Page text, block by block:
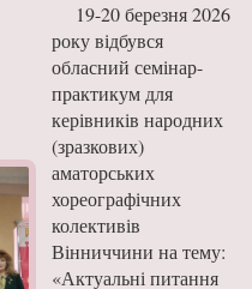
19-20 березня 2026
року відбувся
обласний семінар-
практикум для
керівників народних
(зразкових)
аматорських
хореографічних
колективів
Вінниччини на тему:
«Актуальні питання